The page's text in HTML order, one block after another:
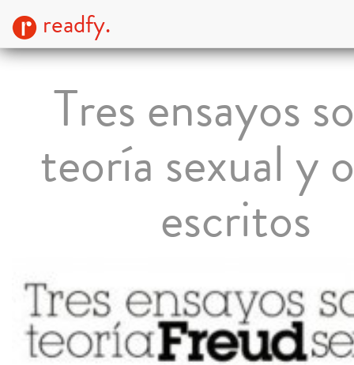
readfy.
Tres ensayos
teoría sexual y
escritos